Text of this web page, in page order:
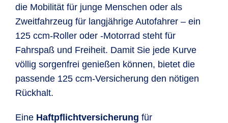
die Mobilität für junge Menschen oder als
Zweitfahrzeug für langjährige Autofahrer – ein
125 ccm-Roller oder -Motorrad steht für
Fahrspaß und Freiheit. Damit Sie jede Kurve
völlig sorgenfrei genießen können, bietet die
passende 125 ccm-Versicherung den nötigen
Rückhalt.
Eine Haftpflichtversicherung für